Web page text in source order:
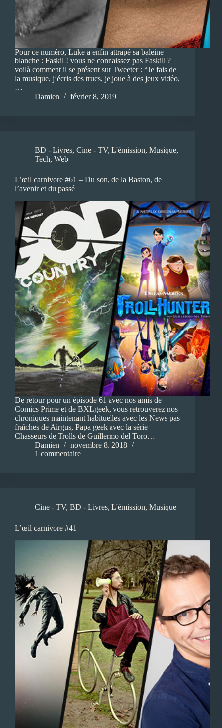
Pour ce numéro, Luke a enfin attrapé sa baleine
blanche : Faskil ! vous ne connaissez pas Faskill ?
voilà comment il se présent sur Tweeter : “Je fais de
la musique, j’écris des trucs, je joue à des jeux vidéo,
…
Damien
février 8, 2019
BD - Livres, Cine - TV, L'émission, Musique,
Tech, Web
L’œil carnivore #61 – Du son, de la Baston, de
l’avenir et du passé
De retour pour un épisode 61 avec nos amis de
Comics Prime et de BXLgeek, vous retrouverez nos
chroniques maintenant habituelles avec les News pas
fraîches de Airgus, Papa geek avec la série
Chasseurs de Trolls de Guillermo del Toro…
Damien
novembre 8, 2018
1 commentaire
Cine - TV, BD - Livres, L'émission, Musique
L’œil carnivore #41